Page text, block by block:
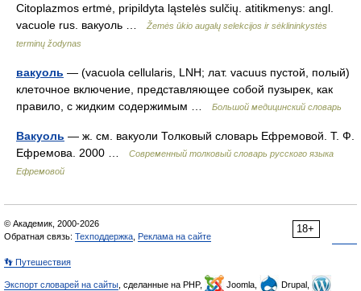
Citoplazmos ertmė, pripildyta ląstelės sulčių. atitikmenys: angl.
vacuole rus. вакуоль …
Žemės ūkio augalų selekcijos ir sėklininkystės
terminų žodynas
вакуоль — (vacuola cellularis, LNH; лат. vacuus пустой, полый)
клеточное включение, представляющее собой пузырек, как
правило, с жидким содержимым …
Большой медицинский словарь
Вакуоль — ж. см. вакуоли Толковый словарь Ефремовой. Т. Ф.
Ефремова. 2000 …
Современный толковый словарь русского языка
Ефремовой
18+
© Академик, 2000-2026
Обратная связь: Техподдержка Реклама на сайте
👣 Путешествия
Экспорт словарей на сайты , сделанные на PHP, Joomla,
Drupal,